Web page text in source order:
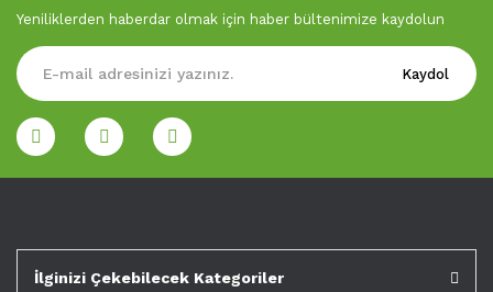
Yeniliklerden haberdar olmak için haber bültenimize kaydolun
Kaydol
İlginizi Çekebilecek Kategoriler